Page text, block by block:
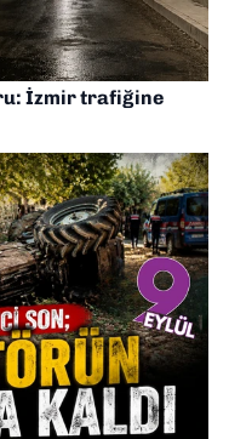
İzmir trafiğine